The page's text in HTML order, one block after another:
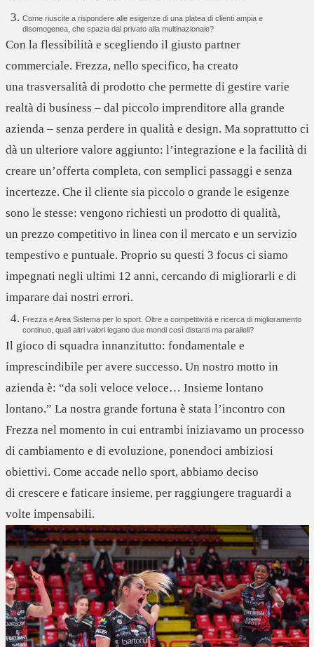
Come riuscite a rispondere alle esigenze di una platea di clienti ampia e
disomogenea, che spazia dal privato alla multinazionale?
Con la flessibilità e scegliendo il giusto partner
commerciale. Frezza, nello specifico, ha creato
una trasversalità di prodotto che permette di gestire varie
realtà di business – dal piccolo imprenditore alla grande
azienda – senza perdere in qualità e design. Ma soprattutto ci
dà un ulteriore valore aggiunto: l’integrazione e la facilità di
creare un’offerta completa, con semplici passaggi e senza
incertezze. Che il cliente sia piccolo o grande le esigenze
sono le stesse: vengono richiesti un prodotto di qualità,
un prezzo competitivo in linea con il mercato e un servizio
tempestivo e puntuale. Proprio su questi 3 focus ci siamo
impegnati negli ultimi 12 anni, cercando di migliorarli e di
imparare dai nostri errori.
Frezza e Area Sistema per lo sport. Oltre a competitività e ricerca di miglioramento
continuo, quali altri valori legano due mondi così distanti ma paralleli?
Il gioco di squadra innanzitutto: fondamentale e
imprescindibile per avere successo. Un nostro motto in
azienda è: “da soli veloce veloce… Insieme lontano
lontano.” La nostra grande fortuna è stata l’incontro con
Frezza nel momento in cui entrambi iniziavamo un processo
di cambiamento e di evoluzione, ponendoci ambiziosi
obiettivi. Come accade nello sport, abbiamo deciso
di crescere e faticare insieme, per raggiungere traguardi a
volte impensabili.